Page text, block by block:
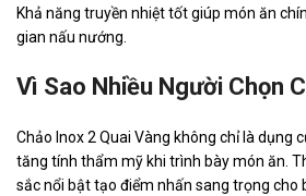
Khả năng truyền nhiệt tốt giúp món ăn
gian nấu nướng.
Vì Sao Nhiều Người Chọn
Chảo Inox 2 Quai Vàng không chỉ là dụng
tăng tính thẩm mỹ khi trình bày món ăn.
sắc nổi bật tạo điểm nhấn sang trọng cho